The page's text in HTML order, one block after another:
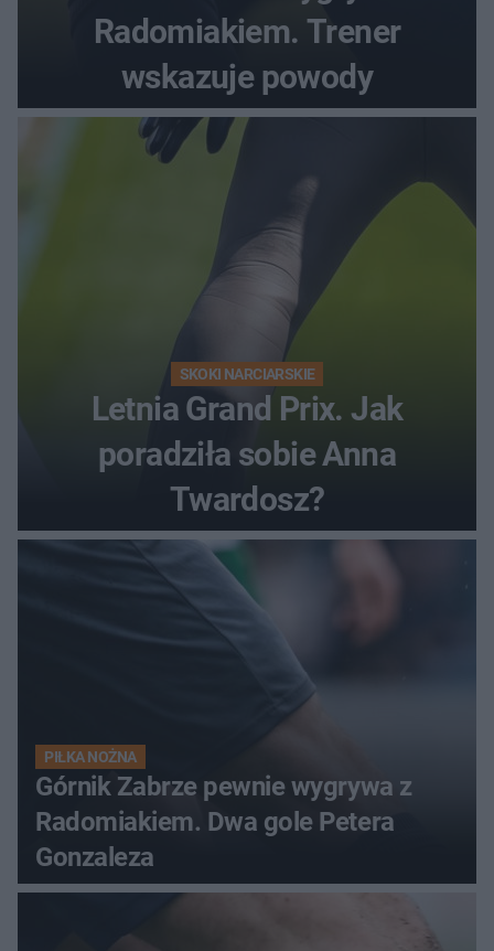
Radomiakiem. Trener
wskazuje powody
SKOKI NARCIARSKIE
Letnia Grand Prix. Jak
poradziła sobie Anna
Twardosz?
PIŁKA NOŻNA
Górnik Zabrze pewnie wygrywa z
Radomiakiem. Dwa gole Petera
Gonzaleza